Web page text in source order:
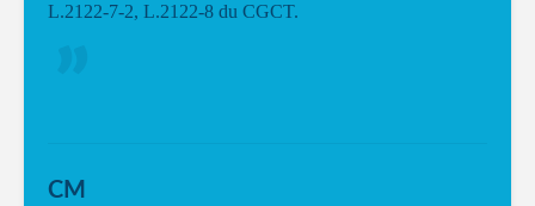
L.2122-7-2, L.2122-8 du CGCT.
CM